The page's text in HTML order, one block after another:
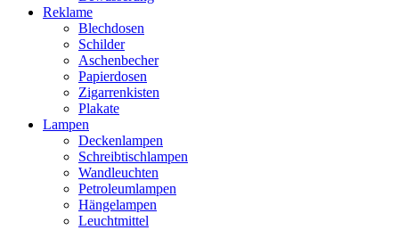
Reklame
Blechdosen
Schilder
Aschenbecher
Papierdosen
Zigarrenkisten
Plakate
Lampen
Deckenlampen
Schreibtischlampen
Wandleuchten
Petroleumlampen
Hängelampen
Leuchtmittel